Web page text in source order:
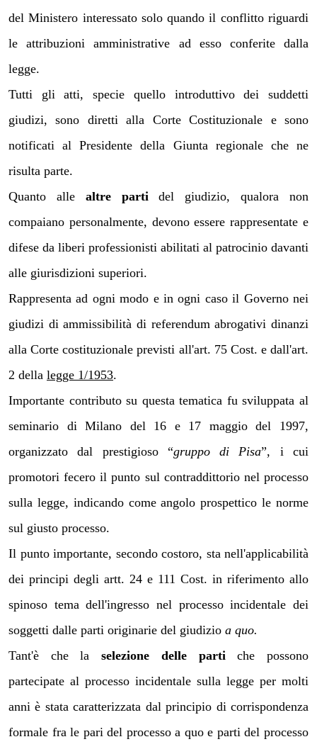
del Ministero interessato solo quando il conflitto riguardi
le attribuzioni amministrative ad esso conferite dalla
legge.
Tutti gli atti, specie quello introduttivo dei suddetti
giudizi, sono diretti alla Corte Costituzionale e sono
notificati al Presidente della Giunta regionale che ne
risulta parte.
Quanto alle altre partidel giudizio, qualora non
compaiano personalmente, devono essere rappresentate e
difese da liberi professionisti abilitati al patrocinio davanti
alle giurisdizioni superiori.
Rappresenta ad ogni modo e in ogni caso il Governo nei
giudizi di ammissibilità di referendum abrogativi dinanzi
alla Corte costituzionale previsti all'art. 75 Cost. e dall'art.
2 della legge 1/1953.
Importante contributo su questa tematica fu sviluppata al
seminario di Milano del 16 e 17 maggio del 1997,
organizzato dal prestigioso “gruppo di Pisa”,
i cui
promotori fecero il punto sul contraddittorio nel processo
sulla legge, indicando come angolo prospettico le norme
sul giusto processo.
Il punto importante, secondo costoro, sta nell'applicabilità
dei principi degli artt. 24 e 111 Cost. in riferimento allo
spinoso tema dell'ingresso nel processo incidentale dei
soggetti dalle parti originarie del giudizio a quo.
Tant'è che laselezione delle partiche possono
partecipate al processo incidentale sulla legge per molti
anni è stata caratterizzata dal principio di corrispondenza
formale fra le pari del processo a quo e parti del processo